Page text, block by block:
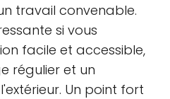
travail convenable.
si vous
facile et accessible,
régulier et un
Un point fort